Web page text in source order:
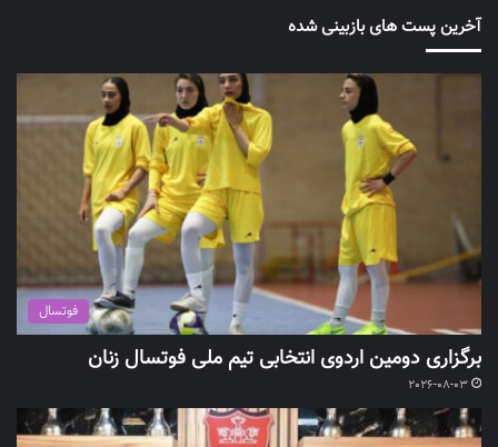
آخرین پست های بازبینی شده
فوتسال
برگزاری دومین اردوی انتخابی تیم ملی فوتسال زنان
2026-08-03